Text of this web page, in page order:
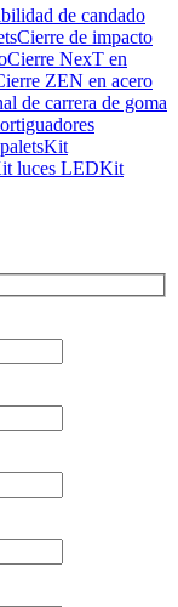
de candado
Cierre de impacto
Cierre NexT en
ZEN en acero
de carrera de goma
Kit
luces LEDKit